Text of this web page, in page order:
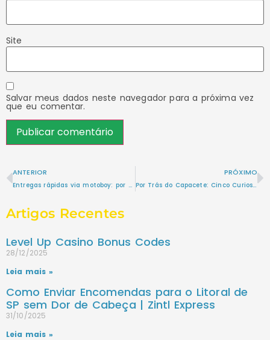
Site
Salvar meus dados neste navegador para a próxima vez
que eu comentar.
ANTERIOR
Entregas rápidas via motoboy: por que optar pelos veículos utilitários?
PRÓXIMO
Por Trás do Capacete: Cinco Curiosidades Surpreendentes sobre Motoboys
Artigos Recentes
Level Up Casino Bonus Codes
28/12/2025
Leia mais »
Como Enviar Encomendas para o Litoral de
SP sem Dor de Cabeça | Zintl Express
31/10/2025
Leia mais »